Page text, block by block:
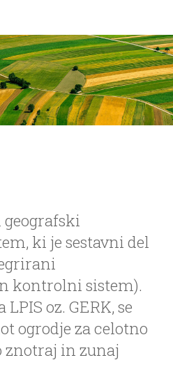
Ecosystem
ki je sestavni del
kontrolni sistem).
oz. GERK, se
ogrodje za celotno
in zunaj